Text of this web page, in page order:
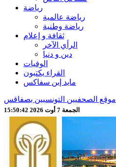
رياضة
رياضة عالمية
رياضة وطنية
ثقافة و إعلام
الرأي الآخر
دين و دنيا
الوفيات
القراء يكتبون
مايد إين سفاكس
موقع الصحفيين التونسيين بصفاقس
الجمعة 7 أوت 2026 15:50:44